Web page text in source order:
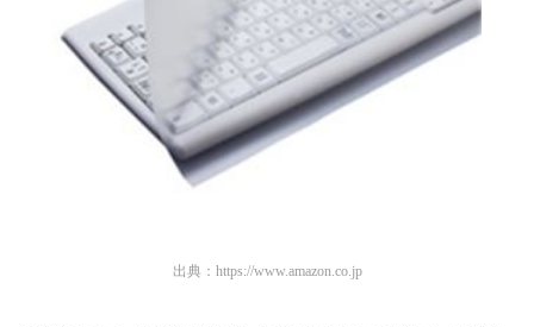
出典： https://www.amazon.co.jp